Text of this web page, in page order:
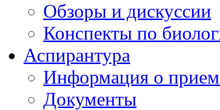
Обзоры и дискуссии
Конспекты по
Аспирантура
Информация о
Документы